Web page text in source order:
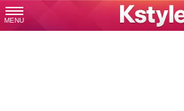
MENU